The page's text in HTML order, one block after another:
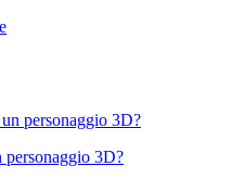
personaggio 3D?